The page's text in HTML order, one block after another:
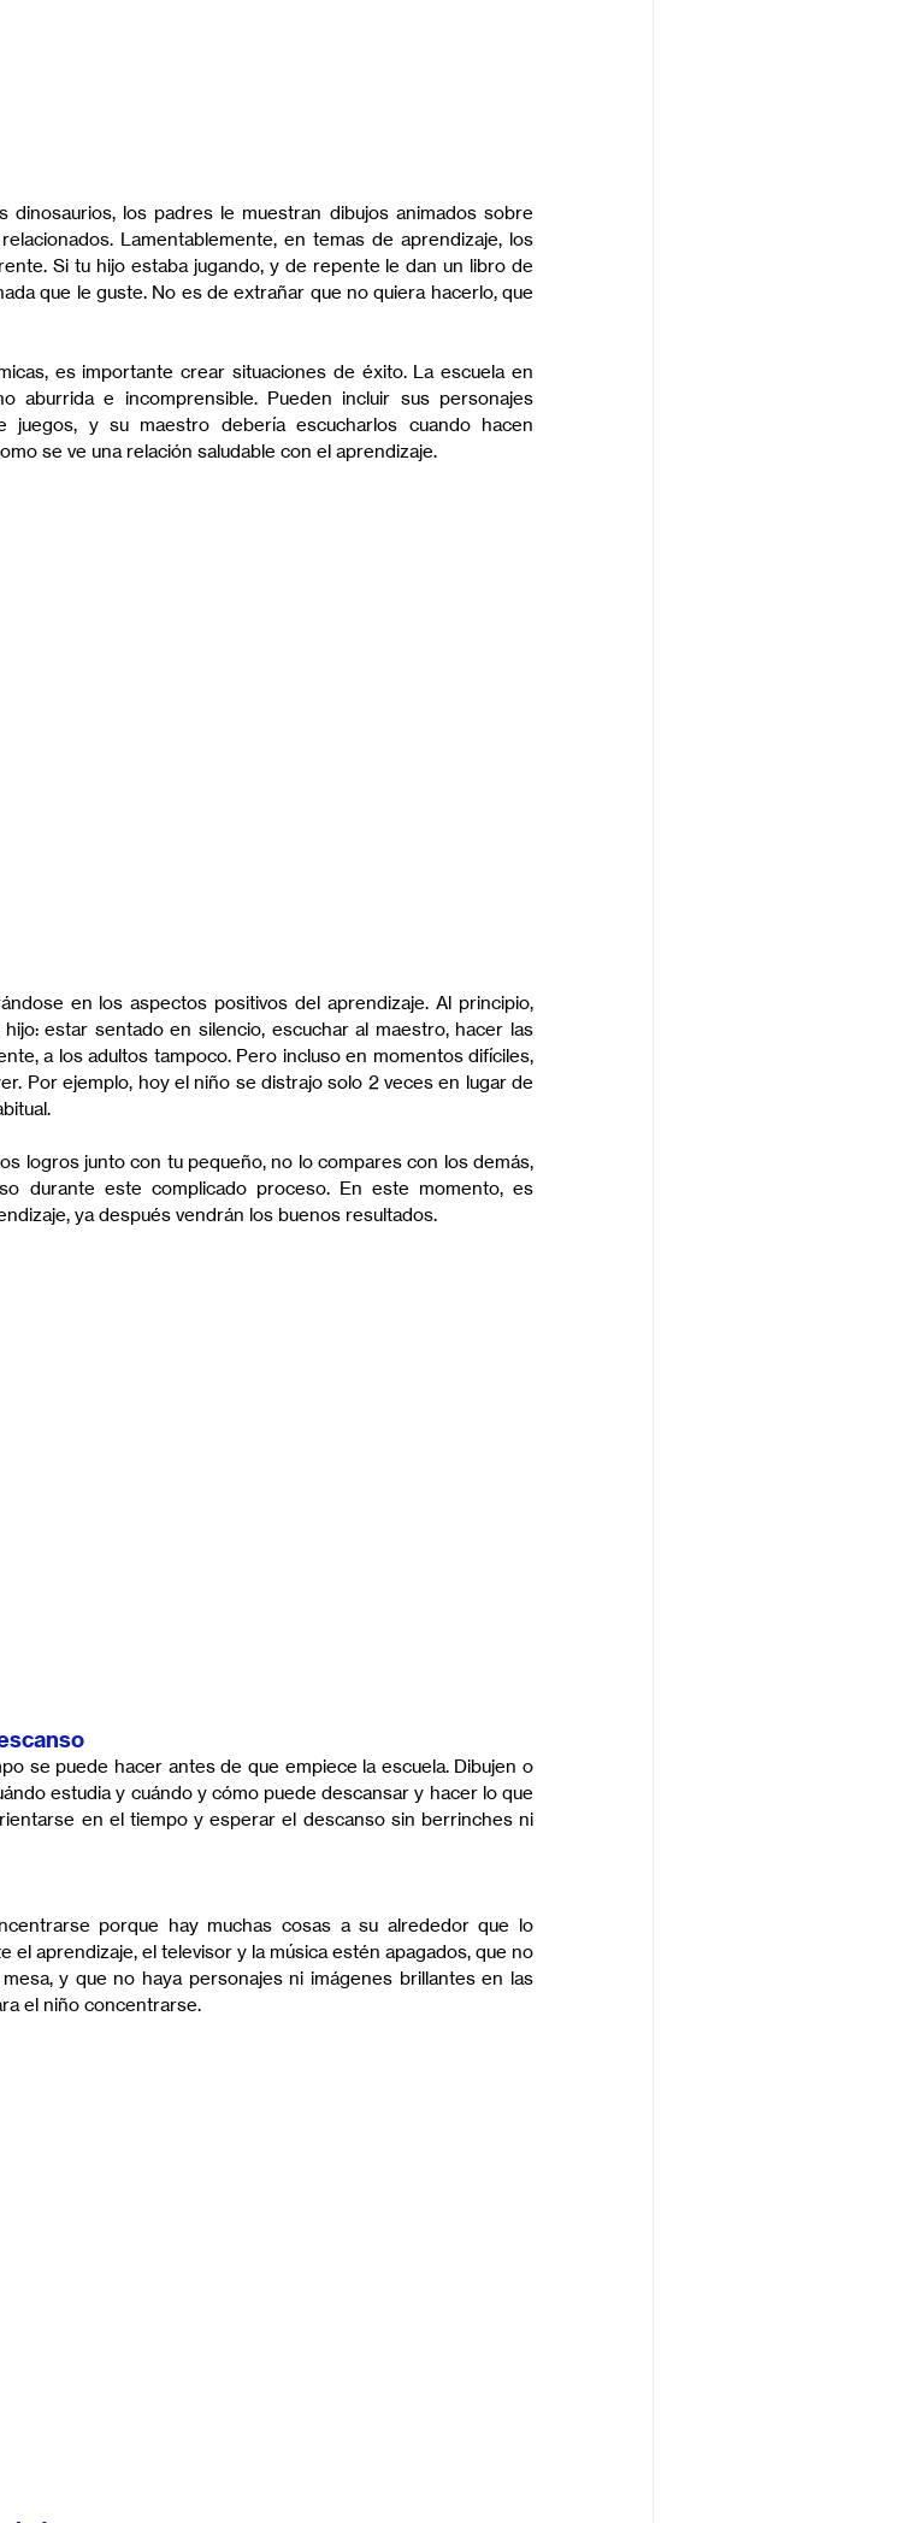
dinosaurios, los padres le muestran dibujos animados sobre
Lamentablemente, en temas de aprendizaje, los
Si tu hijo estaba jugando, y de repente le dan un libro de
que le guste. No es de extrañar que no quiera hacerlo, que
es importante crear situaciones de éxito. La escuela en
aburrida e incomprensible. Pueden incluir sus personajes
juegos, y su maestro debería escucharlos cuando hacen
se ve una relación saludable con el aprendizaje.
en los aspectos positivos del aprendizaje. Al principio,
estar sentado en silencio, escuchar al maestro, hacer las
a los adultos tampoco. Pero incluso en momentos difíciles,
Por ejemplo, hoy el niño se distrajo solo 2 veces en lugar de
logros junto con tu pequeño, no lo compares con los demás,
durante este complicado proceso. En este momento, es
ya después vendrán los buenos resultados.
se puede hacer antes de que empiece la escuela. Dibujen o
estudia y cuándo y cómo puede descansar y hacer lo que
en el tiempo y esperar el descanso sin berrinches ni
porque hay muchas cosas a su alrededor que lo
el aprendizaje, el televisor y la música estén apagados, que no
y que no haya personajes ni imágenes brillantes en las
el niño concentrarse.